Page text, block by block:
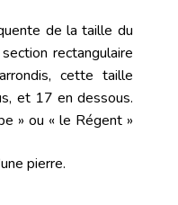
de la taille du
rectangulaire
cette taille
et 17 en dessous.
» ou « le Régent »
pierre.